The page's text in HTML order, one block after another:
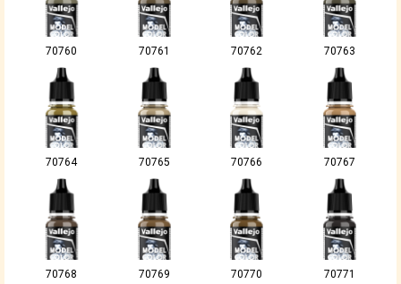
70760 70761 70762 70763
70764 70765 70766 70767
70768 70769 70770 70771